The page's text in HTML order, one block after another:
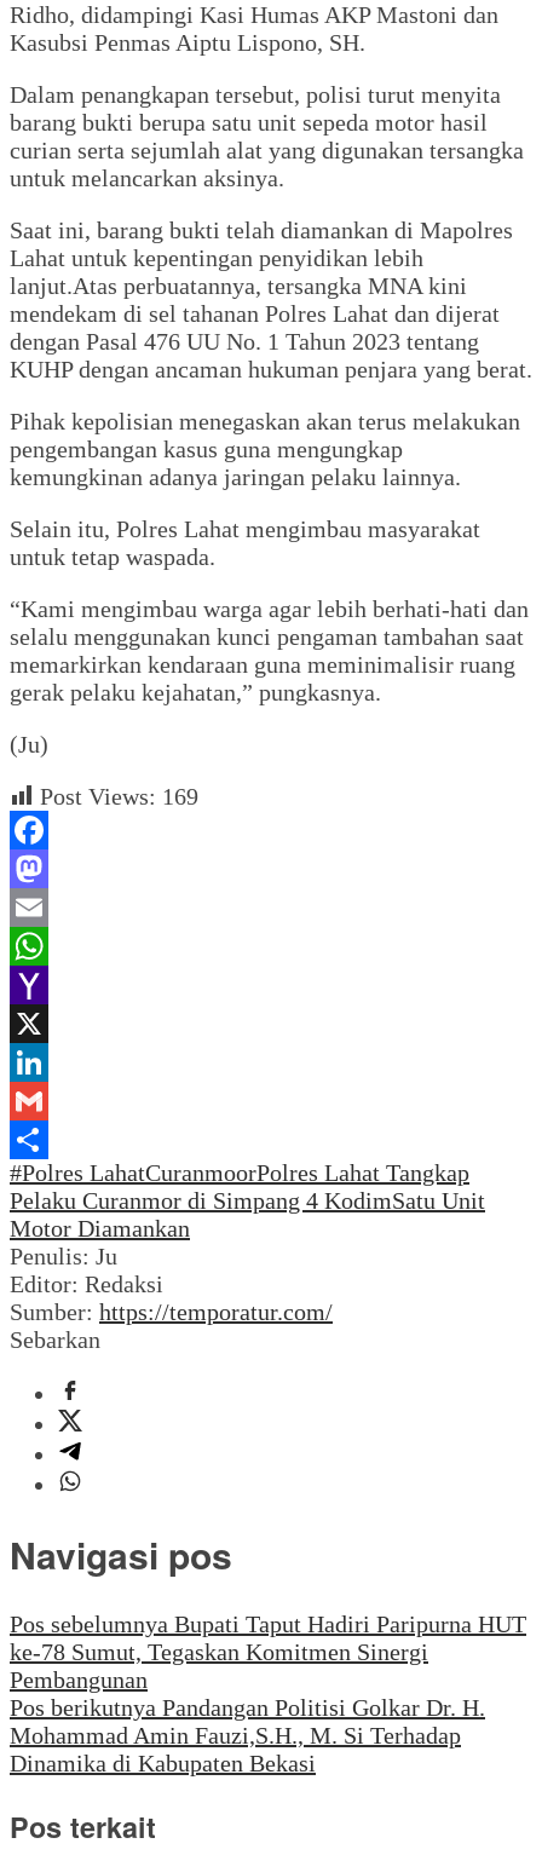
Ridho, didampingi Kasi Humas AKP Mastoni dan
Kasubsi Penmas Aiptu Lispono, SH.
Dalam penangkapan tersebut, polisi turut menyita
barang bukti berupa satu unit sepeda motor hasil
curian serta sejumlah alat yang digunakan tersangka
untuk melancarkan aksinya.
Saat ini, barang bukti telah diamankan di Mapolres
Lahat untuk kepentingan penyidikan lebih
lanjut.Atas perbuatannya, tersangka MNA kini
mendekam di sel tahanan Polres Lahat dan dijerat
dengan Pasal 476 UU No. 1 Tahun 2023 tentang
KUHP dengan ancaman hukuman penjara yang berat.
Pihak kepolisian menegaskan akan terus melakukan
pengembangan kasus guna mengungkap
kemungkinan adanya jaringan pelaku lainnya.
Selain itu, Polres Lahat mengimbau masyarakat
untuk tetap waspada.
“Kami mengimbau warga agar lebih berhati-hati dan
selalu menggunakan kunci pengaman tambahan saat
memarkirkan kendaraan guna meminimalisir ruang
gerak pelaku kejahatan,” pungkasnya.
(Ju)
Post Views: 169
Facebook
Mastodon
Email
WhatsApp
Yahoo
Mail
X
LinkedIn
Gmail
Share
#Polres LahatCuranmoorPolres Lahat Tangkap
Pelaku Curanmor di Simpang 4 KodimSatu Unit
Motor Diamankan
Penulis: Ju
Editor: Redaksi
Sumber: https://temporatur.com/
Sebarkan
Navigasi pos
Pos sebelumnya Bupati Taput Hadiri Paripurna HUT
ke-78 Sumut, Tegaskan Komitmen Sinergi
Pembangunan
Pos berikutnya Pandangan Politisi Golkar Dr. H.
Mohammad Amin Fauzi,S.H., M. Si Terhadap
Dinamika di Kabupaten Bekasi
Pos terkait